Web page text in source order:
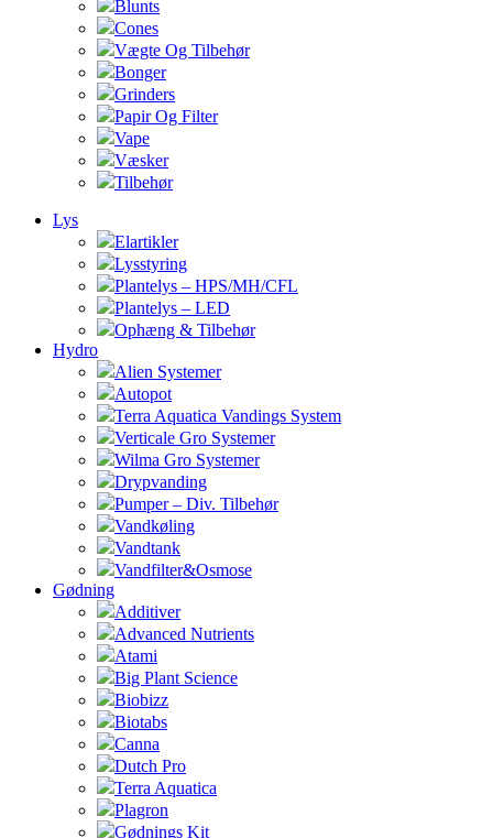
Blunts
Cones
Vægte Og Tilbehør
Bonger
Grinders
Papir Og Filter
Vape
Væsker
Tilbehør
Lys
Elartikler
Lysstyring
Plantelys – HPS/MH/CFL
Plantelys – LED
Ophæng & Tilbehør
Hydro
Alien Systemer
Autopot
Terra Aquatica Vandings System
Verticale Gro Systemer
Wilma Gro Systemer
Drypvanding
Pumper – Div. Tilbehør
Vandkøling
Vandtank
Vandfilter&Osmose
Gødning
Additiver
Advanced Nutrients
Atami
Big Plant Science
Biobizz
Biotabs
Canna
Dutch Pro
Terra Aquatica
Plagron
Gødnings Kit